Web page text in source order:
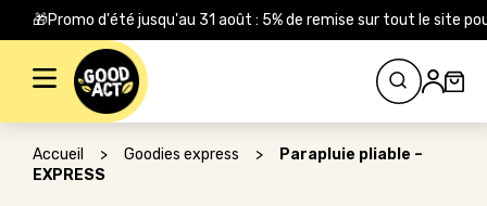
🎁Promo d'été jusqu'au 31 août : 5% de remise sur tout le site
Rechercher :
Accueil > Goodies express >
Parapluie pliable –
EXPRESS